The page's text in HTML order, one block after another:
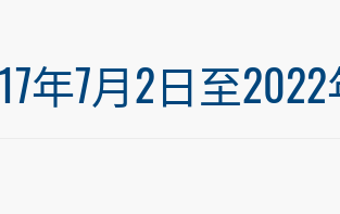
7月2日至2022